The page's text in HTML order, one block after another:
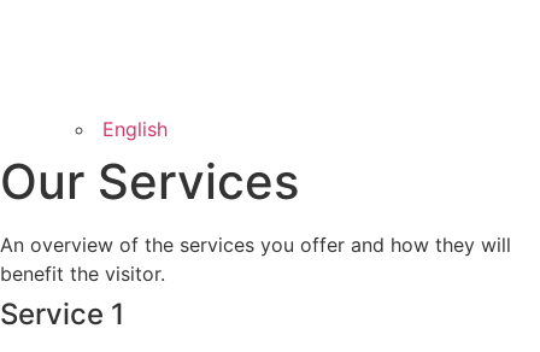
English
Our Services
An overview of the services you offer and how they will
benefit the visitor.
Service 1